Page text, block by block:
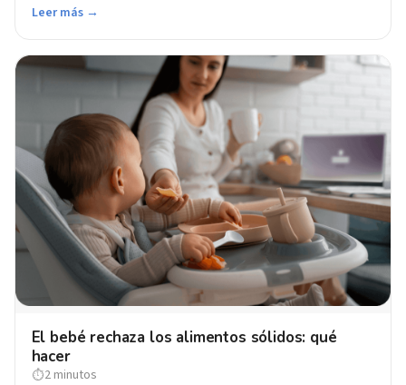
Leer más →
El bebé rechaza los alimentos sólidos: qué
hacer
⏱2 minutos